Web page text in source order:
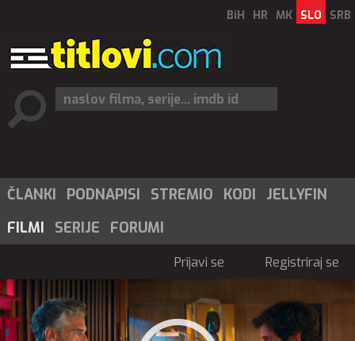
BiH HR MK SLO SRB
ČLANKI PODNAPISI STREMIO KODI
JELLYFIN
FILMI
SERIJE FORUMI
Prijavi se Registriraj se